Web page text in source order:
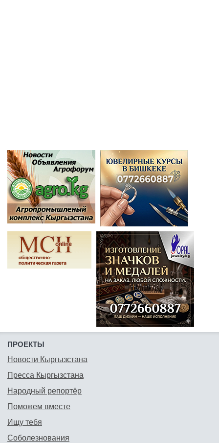
ПРОЕКТЫ
Новости Кыргызстана
Пресса Кыргызстана
Народный репортёр
Поможем вместе
Ищу тебя
Соболезнования